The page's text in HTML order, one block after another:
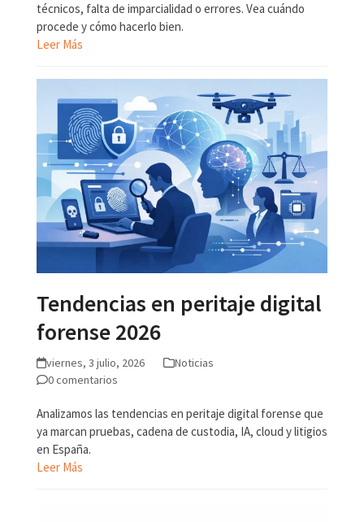
técnicos, falta de imparcialidad o errores. Vea cuándo
procede y cómo hacerlo bien.
Leer Más
Tendencias en peritaje digital
forense 2026
viernes, 3 julio, 2026
Noticias
0 comentarios
Analizamos las tendencias en peritaje digital forense que
ya marcan pruebas, cadena de custodia, IA, cloud y litigios
en España.
Leer Más